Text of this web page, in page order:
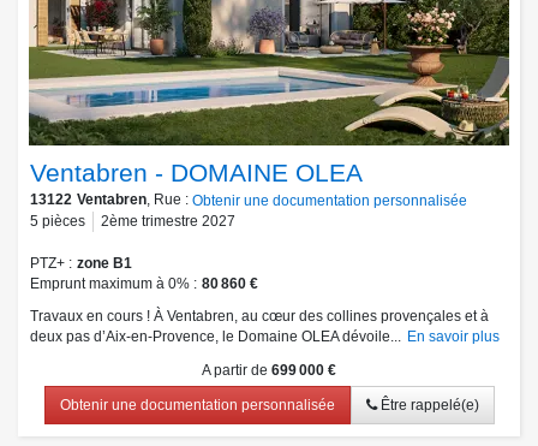
Ventabren - DOMAINE OLEA
13122 Ventabren, Rue : Obtenir une documentation personnalisée
5 pièces 2ème trimestre 2027
PTZ+
zone B1
Emprunt maximum à 0%
80 860 €
Travaux en cours ! À Ventabren, au cœur des collines provençales et à
deux pas d’Aix-en-Provence, le Domaine OLEA dévoile... En savoir plus
A partir de 699 000 €
Obtenir une documentation personnalisée Être rappelé(e)